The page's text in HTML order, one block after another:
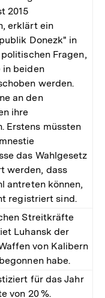
2015
erklärt ein
Donezk" in
Fragen,
in beiden
werden.
an den
ihre
Erstens müssten
das Wahlgesetz
werden, dass
antreten können,
registriert sind.
Streitkräfte
Luhansk der
von Kalibern
habe.
für das Jahr
von 20 %.